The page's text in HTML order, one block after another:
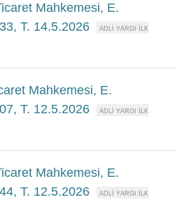
Mahkemesi, E.
T. 14.5.2026
Mahkemesi, E.
T. 12.5.2026
Mahkemesi, E.
T. 12.5.2026